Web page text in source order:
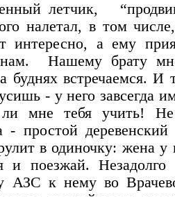
летчик,
налетал, в том
интересно, а ему
Нашему брату
буднях встречаемся.
- у него завсегда
ли мне тебя учить!
- простой
в одиночку: жена у
и поезжай.
у АЗС к нему во